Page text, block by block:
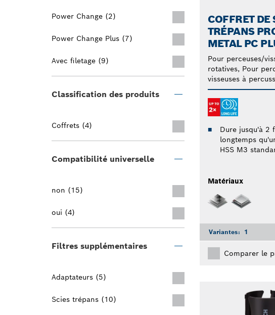
Power Change (2)
Power Change Plus (7)
Avec filetage (9)
Classification des produits
Coffrets (4)
Compatibilité universelle
non (15)
oui (4)
Filtres supplémentaires
Adaptateurs (5)
Scies trépans (10)
COFFRET DE
TRÉPANS
METAL PC
Pour perceuses/
rotatives, Pour
visseuses à
Dure jusqu'à 2
longtemps
HSS M3
Matériaux
Variantes: 1
Comparer le